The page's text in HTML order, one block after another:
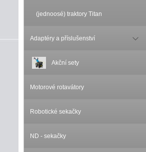
(jednoosé) traktory Titan
Adaptéry a příslušenství
Akční sety
Motorové rotavátory
Robotické sekačky
ND - sekačky